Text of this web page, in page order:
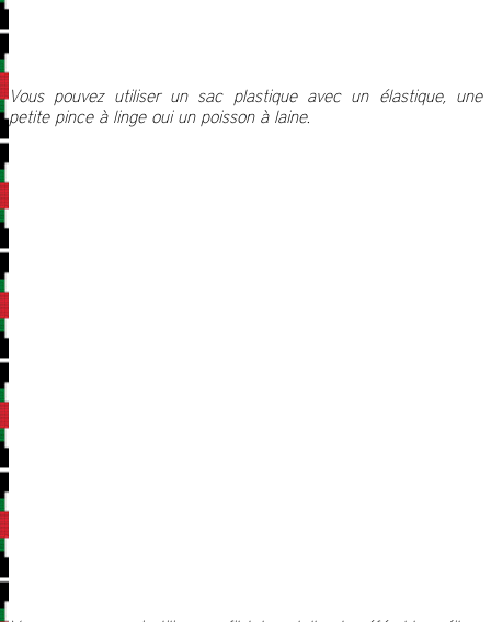
Vous pouvez utiliser un sac plastique avec un élastique, une
petite pince à linge oui un poisson à laine.